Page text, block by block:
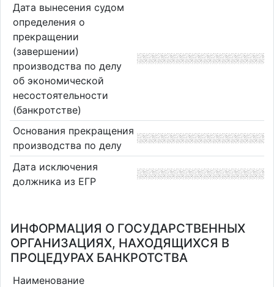
Дата вынесения судом
определения о
прекращении
(завершении)
производства по делу
об экономической
несостоятельности
(банкротстве)
Основания прекращения
производства по делу
Дата исключения
должника из ЕГР
ИНФОРМАЦИЯ О ГОСУДАРСТВЕННЫХ
ОРГАНИЗАЦИЯХ, НАХОДЯЩИХСЯ В
ПРОЦЕДУРАХ БАНКРОТСТВА
Наименование